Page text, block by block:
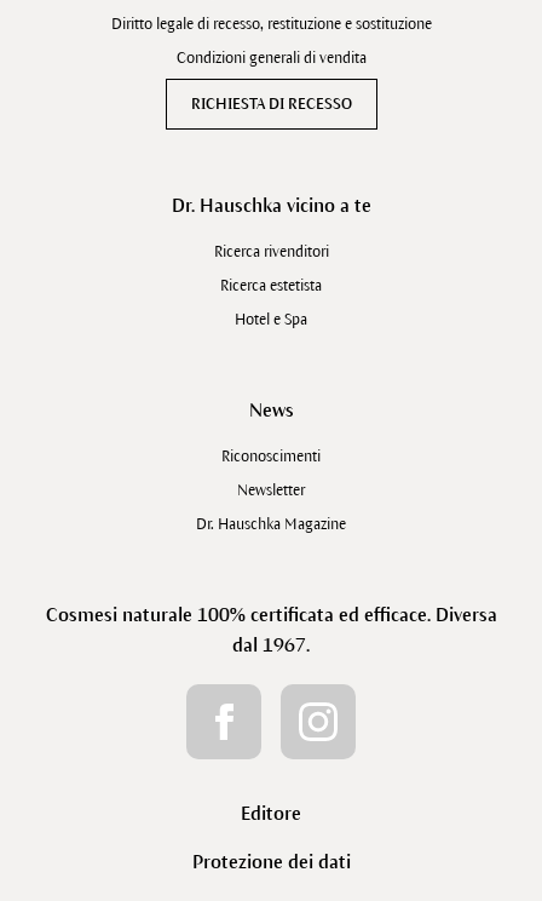
Diritto legale di recesso, restituzione e sostituzione
Condizioni generali di vendita
RICHIESTA DI RECESSO
Dr. Hauschka vicino a te
Ricerca rivenditori
Ricerca estetista
Hotel e Spa
News
Riconoscimenti
Newsletter
Dr. Hauschka Magazine
Cosmesi naturale 100% certificata ed efficace. Diversa
dal 1967.
Editore
Protezione dei dati